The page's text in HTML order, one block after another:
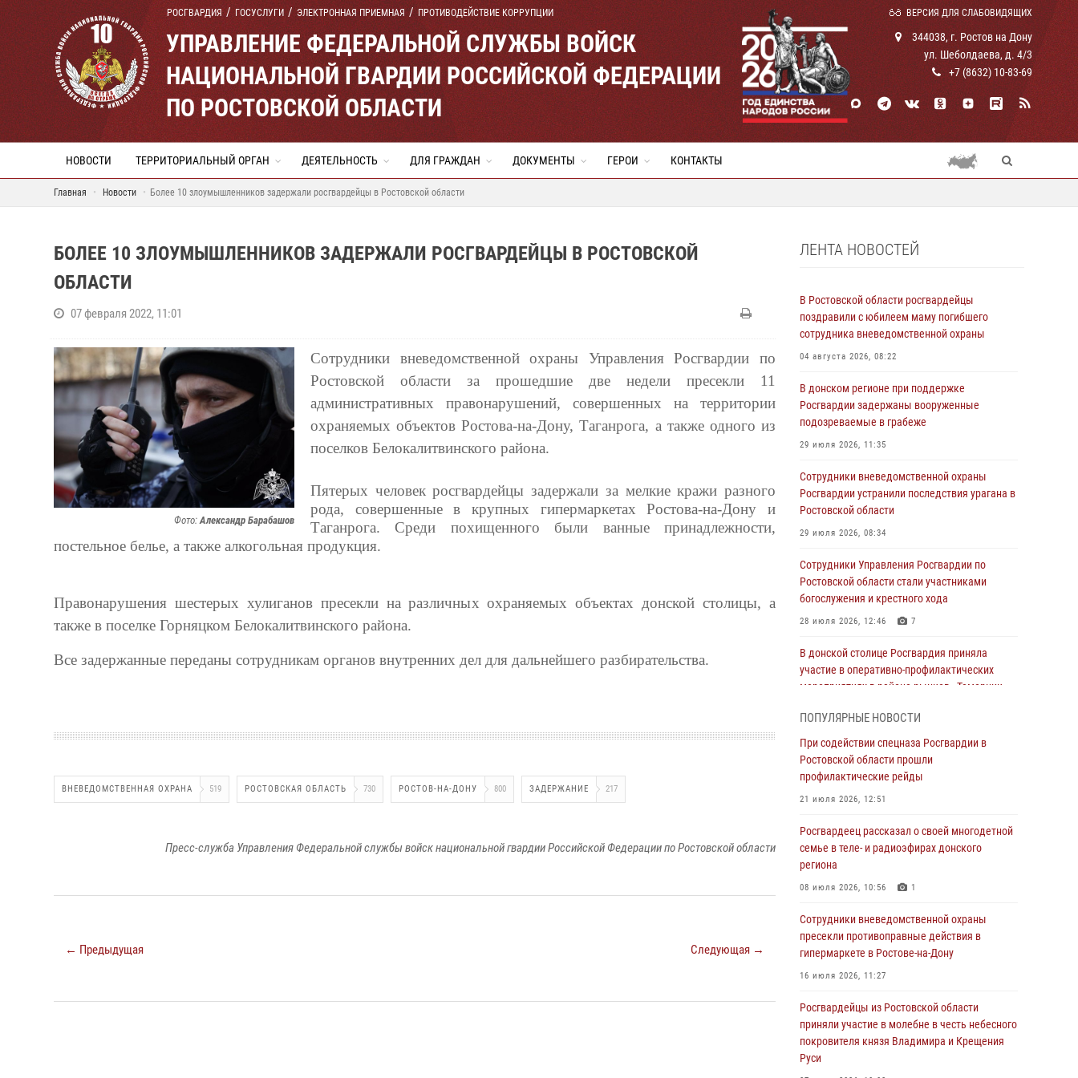
РОСГВАРДИЯ ГОСУСЛУГИ ЭЛЕКТРОННАЯ ПРИЕМНАЯ ПРОТИВОДЕЙСТВИЕ КОРРУПЦИИ ВЕРСИЯ ДЛЯ СЛАБОВИДЯЩИХ
УПРАВЛЕНИЕ ФЕДЕРАЛЬНОЙ СЛУЖБЫ ВОЙСК
НАЦИОНАЛЬНОЙ ГВАРДИИ РОССИЙСКОЙ ФЕДЕРАЦИИ
ПО РОСТОВСКОЙ ОБЛАСТИ
344038, г. Ростов на Дону
ул. Шеболдаева, д. 4/3
+7 (8632) 10-83-69
НОВОСТИ ТЕРРИТОРИАЛЬНЫЙ ОРГАН ДЕЯТЕЛЬНОСТЬ ДЛЯ ГРАЖДАН ДОКУМЕНТЫ ГЕРОИ КОНТАКТЫ
Главная Новости Более 10 злоумышленников задержали росгвардейцы в Ростовской области
БОЛЕЕ 10 ЗЛОУМЫШЛЕННИКОВ ЗАДЕРЖАЛИ РОСГВАРДЕЙЦЫ В РОСТОВСКОЙ
ОБЛАСТИ
07 февраля 2022, 11:01
Фото:Александр Барабашов
Сотрудники вневедомственной охраны Управления Росгвардии по
Ростовской области за прошедшие две недели пресекли 11
административных правонарушений, совершенных на территории
охраняемых объектов Ростова-на-Дону, Таганрога, а также одного из
поселков Белокалитвинского района.
Пятерых человек росгвардейцы задержали за мелкие кражи разного
рода, совершенные в крупных гипермаркетах Ростова-на-Дону и
Таганрога. Среди похищенного были ванные принадлежности,
постельное белье, а также алкогольная продукция.
Правонарушения шестерых хулиганов пресекли на различных охраняемых объектах донской столицы, а
также в поселке Горняцком Белокалитвинского района.
Все задержанные переданы сотрудникам органов внутренних дел для дальнейшего разбирательства.
ВНЕВЕДОМСТВЕННАЯ ОХРАНА 519 РОСТОВСКАЯ ОБЛАСТЬ 730 РОСТОВ-НА-ДОНУ 800 ЗАДЕРЖАНИЕ 217
Пресс-служба Управления Федеральной службы войск национальной гвардии Российской Федерации по Ростовской области
← Предыдущая Следующая →
ЛЕНТА НОВОСТЕЙ
В Ростовской области росгвардейцы
поздравили с юбилеем маму погибшего
сотрудника вневедомственной охраны
04 августа 2026, 08:22
В донском регионе при поддержке
Росгвардии задержаны вооруженные
подозреваемые в грабеже
29 июля 2026, 11:35
Сотрудники вневедомственной охраны
Росгвардии устранили последствия урагана в
Ростовской области
29 июля 2026, 08:34
Сотрудники Управления Росгвардии по
Ростовской области стали участниками
богослужения и крестного хода
28 июля 2026, 12:46 7
В донской столице Росгвардия приняла
участие в оперативно-профилактических
мероприятиях в районе рынков «Темерник»
Росгвардейцы из Ростовской области
приняли участие в молебне в честь небесного
покровителя князя Владимира и Крещения
При содействии спецназа Росгвардии в
Ростовской области прошли
профилактические рейды
В Ростовской области экипаж
вневедомственной охраны задержал
17 июля 2026, 07:24
Сотрудники вневедомственной охраны
пресекли противоправные действия в
ПОПУЛЯРНЫЕ НОВОСТИ
При содействии спецназа Росгвардии в
Ростовской области прошли
профилактические рейды
21 июля 2026, 12:51
Росгвардеец рассказал о своей многодетной
семье в теле- и радиоэфирах донского
региона
08 июля 2026, 10:56 1
Сотрудники вневедомственной охраны
пресекли противоправные действия в
гипермаркете в Ростове-на-Дону
16 июля 2026, 11:27
Росгвардейцы из Ростовской области
приняли участие в молебне в честь небесного
покровителя князя Владимира и Крещения
Руси